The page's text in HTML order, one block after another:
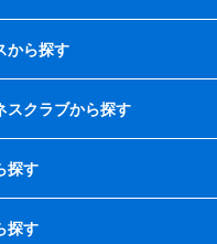
から探す
スクラブから探す
探す
探す